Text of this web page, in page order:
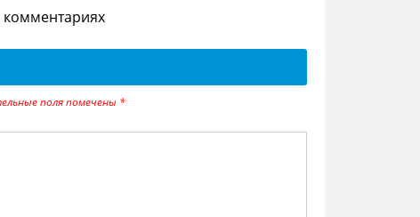
комментариях
поля помечены *